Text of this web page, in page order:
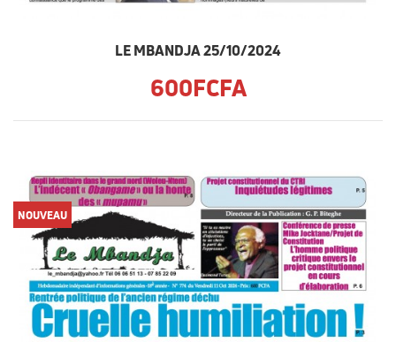
LE MBANDJA 25/10/2024
600FCFA
NOUVEAU